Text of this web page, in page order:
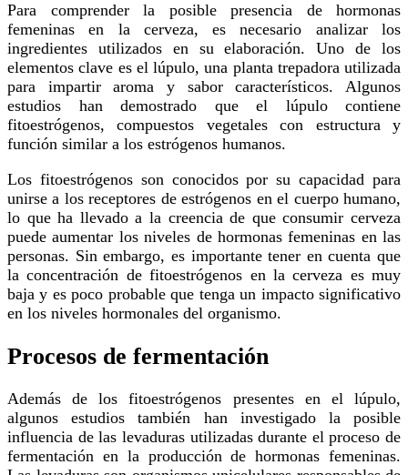
Para comprender la posible presencia de hormonas
femeninas en la cerveza, es necesario analizar los
ingredientes utilizados en su elaboración. Uno de los
elementos clave es el lúpulo, una planta trepadora utilizada
para impartir aroma y sabor característicos. Algunos
estudios han demostrado que el lúpulo contiene
fitoestrógenos, compuestos vegetales con estructura y
función similar a los estrógenos humanos.
Los fitoestrógenos son conocidos por su capacidad para
unirse a los receptores de estrógenos en el cuerpo humano,
lo que ha llevado a la creencia de que consumir cerveza
puede aumentar los niveles de hormonas femeninas en las
personas. Sin embargo, es importante tener en cuenta que
la concentración de fitoestrógenos en la cerveza es muy
baja y es poco probable que tenga un impacto significativo
en los niveles hormonales del organismo.
Procesos de fermentación
Además de los fitoestrógenos presentes en el lúpulo,
algunos estudios también han investigado la posible
influencia de las levaduras utilizadas durante el proceso de
fermentación en la producción de hormonas femeninas.